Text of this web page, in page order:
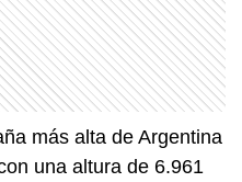
más alta de Argentina
una altura de 6.961
dónde nació José de San